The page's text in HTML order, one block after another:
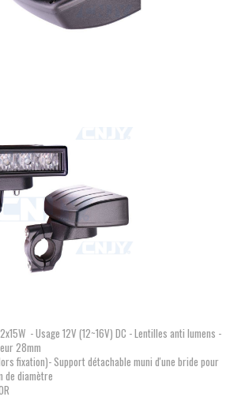
- Usage 12V (12~16V) DC - Lentilles anti lumens -
28mm
fixation)- Support détachable muni d'une bride pour
de diamètre